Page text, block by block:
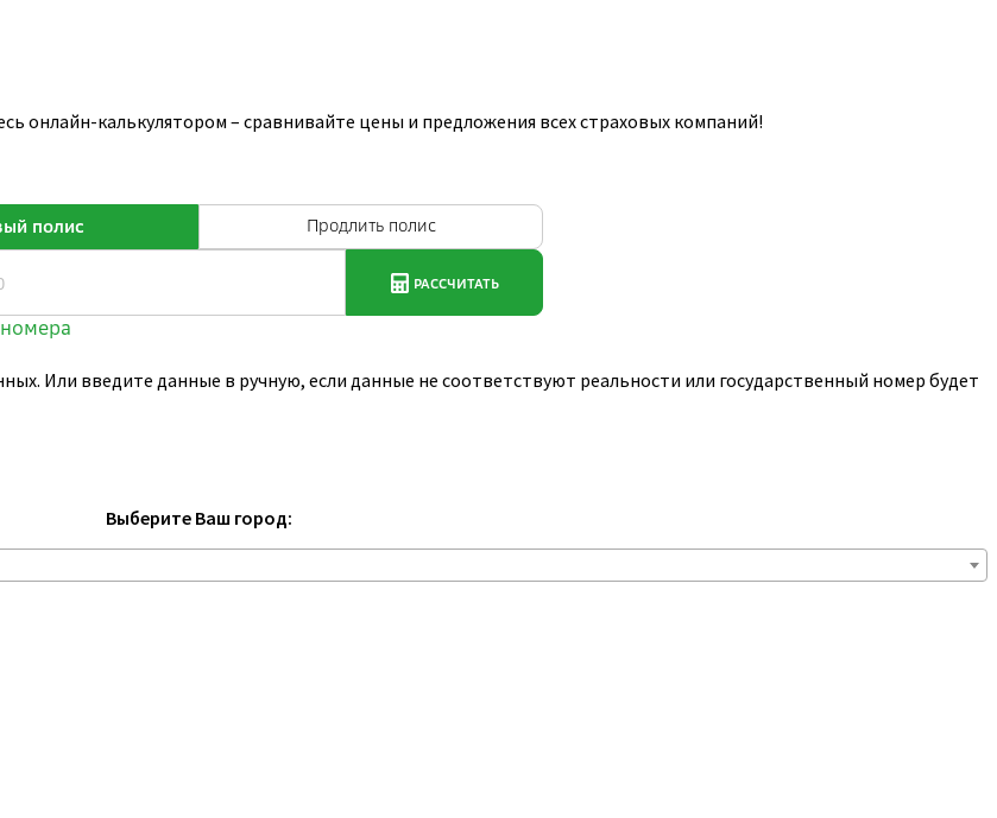
онлайн-калькулятором – сравнивайте цены и предложения всех страховых компаний!
Или введите данные в ручную, если данные не соответствуют реальности или государственный номер будет
Выберите Ваш город: